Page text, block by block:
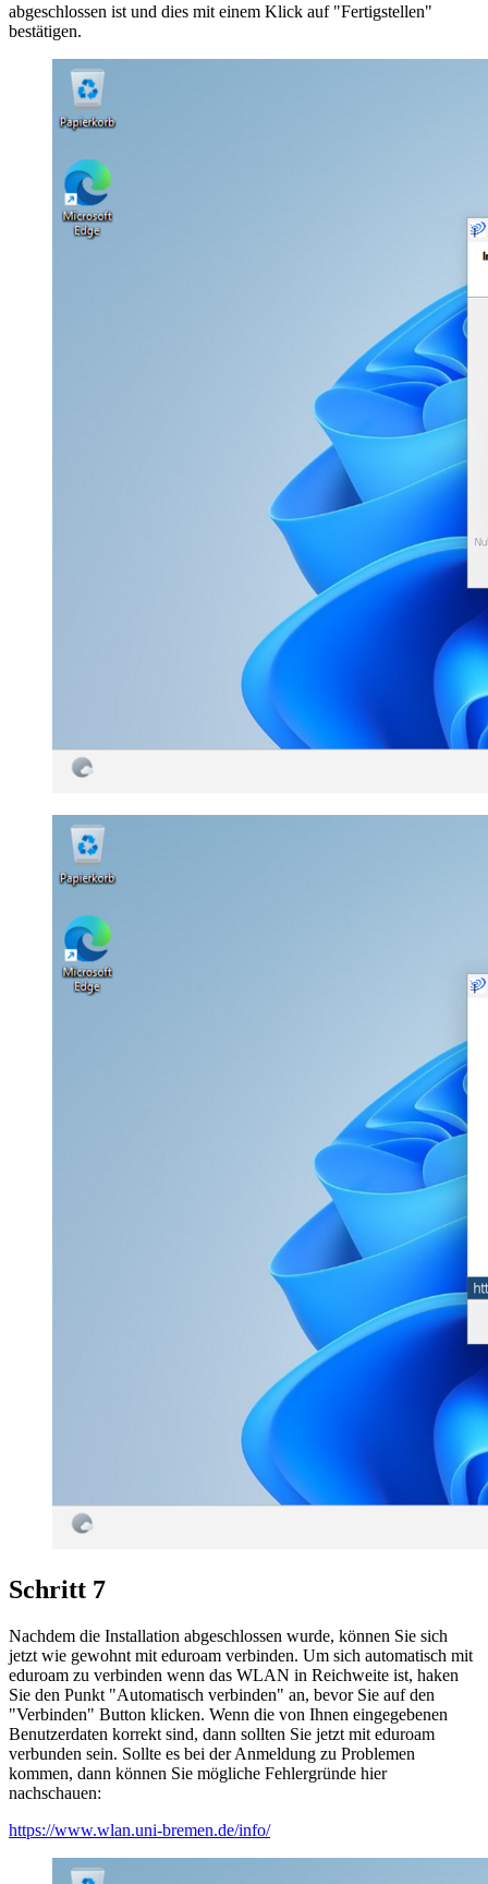
abgeschlossen ist und dies mit einem Klick auf "Fertigstellen"
bestätigen.
Schritt 7
Nachdem die Installation abgeschlossen wurde, können Sie sich
jetzt wie gewohnt mit eduroam verbinden. Um sich automatisch mit
eduroam zu verbinden wenn das WLAN in Reichweite ist, haken
Sie den Punkt "Automatisch verbinden" an, bevor Sie auf den
"Verbinden" Button klicken. Wenn die von Ihnen eingegebenen
Benutzerdaten korrekt sind, dann sollten Sie jetzt mit eduroam
verbunden sein. Sollte es bei der Anmeldung zu Problemen
kommen, dann können Sie mögliche Fehlergründe hier
nachschauen:
https://www.wlan.uni-bremen.de/info/